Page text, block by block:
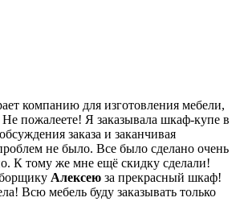
компанию для изготовления мебели,
пожалеете! Я заказывала шкаф-купе в
заказа и заканчивая
не было. Все было сделано очень
К тому же мне ещё скидку сделали!
Алексею за прекрасный шкаф!
Всю мебель буду заказывать только